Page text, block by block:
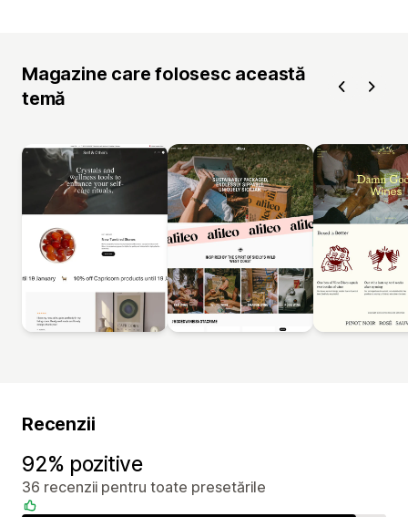
Magazine care folosesc această
temă
Recenzii
92% pozitive
36 recenzii pentru toate presetările